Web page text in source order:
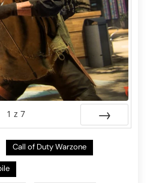
1 z 7
Call of Duty Warzone